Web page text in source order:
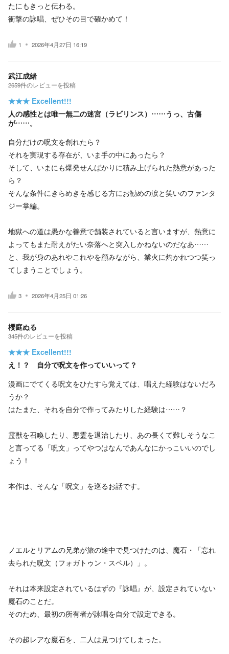
たにもきっと伝わる。
衝撃の詠唱、ぜひその目で確かめて！
1 2026年4月27日 16:19
武江成緒
2659件のレビューを投稿
★★★ Excellent!!!
人の感性とは唯一無二の迷宮（ラビリンス）……うっ、古傷
が……。
自分だけの呪文を創れたら？
それを実現する存在が、いま手の中にあったら？
そして、いまにも爆発せんばかりに積み上げられた熱意があった
ら？
そんな条件にきらめきを感じる方にお勧めの涙と笑いのファンタ
ジー掌編。
地獄への道は愚かな善意で舗装されていると言いますが、熱意に
よってもまた耐えがたい奈落へと突入しかねないのだなあ……
と、我が身のあれやこれやを顧みながら、業火に灼かれつつ笑っ
てしまうことでしょう。
3 2026年4月25日 01:26
櫻庭ぬる
345件のレビューを投稿
★★★ Excellent!!!
え！？ 自分で呪文を作っていいって？
漫画にでてくる呪文をひたすら覚えては、唱えた経験はないだろ
うか？
はたまた、それを自分で作ってみたりした経験は……？
霊獣を召喚したり、悪霊を退治したり、あの長くて難しそうなこ
と言ってる「呪文」ってやつはなんであんなにかっこいいのでし
ょう！
本作は、そんな「呪文」を巡るお話です。
ノエルとリアムの兄弟が旅の途中で見つけたのは、魔石・「忘れ
去られた呪文（フォガトゥン・スペル）」。
それは本来設定されているはずの『詠唱』が、設定されていない
魔石のことだ。
そのため、最初の所有者が詠唱を自分で設定できる。
その超レアな魔石を、二人は見つけてしまった。